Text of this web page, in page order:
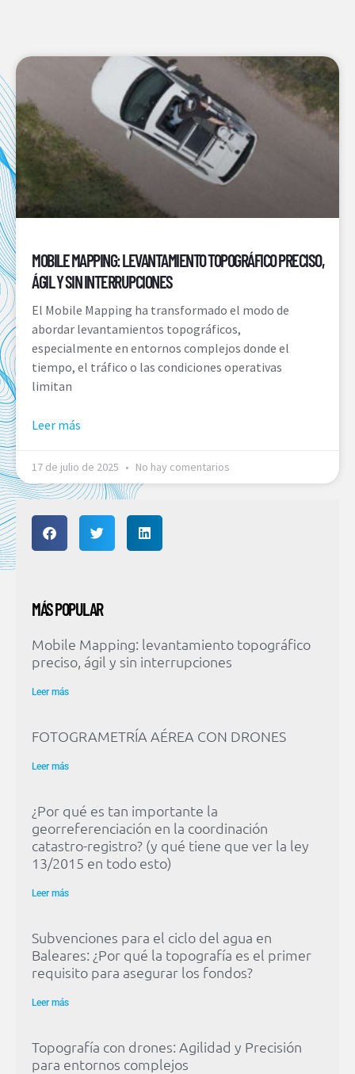
MOBILE MAPPING: LEVANTAMIENTO TOPOGRÁFICO PRECISO,
ÁGIL Y SIN INTERRUPCIONES
El Mobile Mapping ha transformado el modo de
abordar levantamientos topográficos,
especialmente en entornos complejos donde el
tiempo, el tráfico o las condiciones operativas
limitan
Leer más
17 de julio de 2025 No hay comentarios
MÁS POPULAR
Mobile Mapping: levantamiento topográfico
preciso, ágil y sin interrupciones
Leer más
FOTOGRAMETRÍA AÉREA CON DRONES
Leer más
¿Por qué es tan importante la
georreferenciación en la coordinación
catastro-registro? (y qué tiene que ver la ley
13/2015 en todo esto)
Leer más
Subvenciones para el ciclo del agua en
Baleares: ¿Por qué la topografía es el primer
requisito para asegurar los fondos?
Leer más
Topografía con drones: Agilidad y Precisión
para entornos complejos